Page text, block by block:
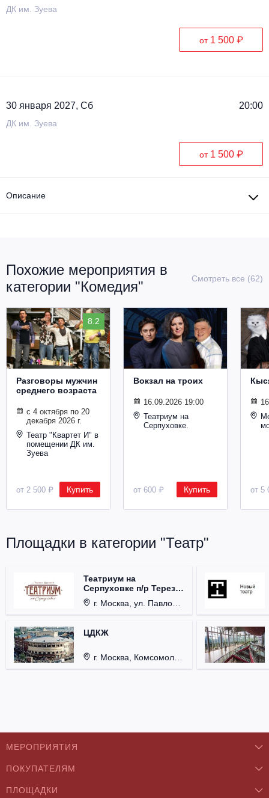
ДК им. Зуева
от 1 500 ₽
30 января 2027, Сб 20:00
ДК им. Зуева
от 1 500 ₽
Описание
Похожие мероприятия в
категории "Комедия"
Смотреть все (62)
8.2
Разговоры мужчин
среднего возраста
с 4 октября по 20
декабря 2026 г.
Театр "Квартет И" в
помещении ДК им.
Зуева
от 2 500 ₽ Купить
Вокзал на троих
16.09.2026 19:00
Театриум на
Серпуховке.
от 600 ₽ Купить от 5
Площадки в категории "Театр"
Театриум на
Серпуховке п/р Терезы
Дуровой
г. Москва, ул. Павловская, д. 6.
ЦДКЖ
г. Москва, Комсомольская пл., д. 4.
МЕРОПРИЯТИЯ
Концерты
ПОКУПАТЕЛЯМ
ПЛОЩАДКИ